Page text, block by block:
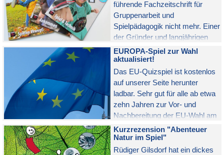
führende Fachzeitschrift für
Gruppenarbeit und
Spielpädagogik nicht mehr. Einer
der Gründer und langjährigen
Herausgeber bereitet eine
Alternative vor.
EUROPA-Spiel zur Wahl
aktualisiert!
Das EU-Quizspiel ist kostenlos
auf unserer Seite herunter
ladbar. Sehr gut für alle ab etwa
zehn Jahren zur Vor- und
Nachbereitung der EU-Wahl am
9. Juni geeignet. Es wurde
kurzfristig aktualisiert (z.B.
wegen der Einführung des Euro
Kurzrezension "Abenteuer
Natur im Spiel"
Rüdiger Gilsdorf hat ein dickes